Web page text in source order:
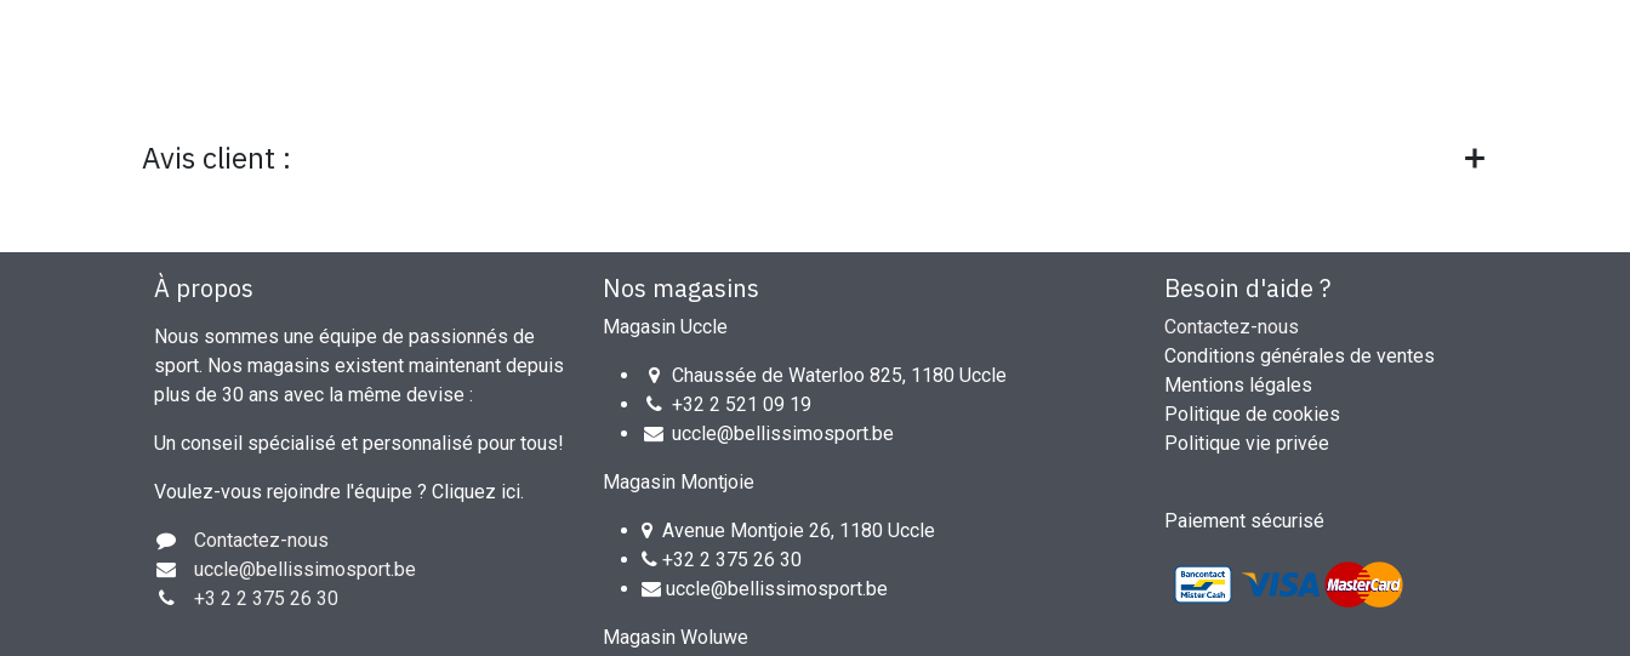
Avis client :
Besoin d'aide ?
Contactez-nous
Conditions générales de ventes
Mentions légales
Politique de cookies
Politique vie privée
Paiement sécurisé
Nos magasins
Magasin Uccle
Chaussée de Waterloo 825, 1180 Uccle
+32 2 521 09 19
uccle@bellissimosport.be
Magasin Montjoie
Avenue Montjoie 26, 1180 Uccle
+32 2 375 26 30
uccle@bellissimosport.be
Magasin Woluwe
À propos
Nous sommes une équipe de passionnés de
sport. Nos magasins existent maintenant depuis
plus de 30 ans avec la même devise :
Un conseil spécialisé et personnalisé pour tous!
Voulez-vous rejoindre l'équipe ? Cliquez ici.
Contactez-nous
uccle@bellissimosport.be
+3 2 2 375 26 30